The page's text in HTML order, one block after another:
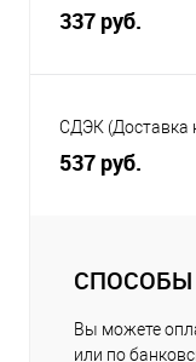
337 руб.
СДЭК (Доставка
537 руб.
Вы можете
или по